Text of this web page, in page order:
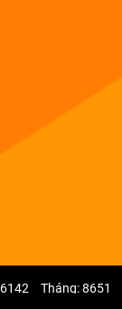
Tháng: 8651